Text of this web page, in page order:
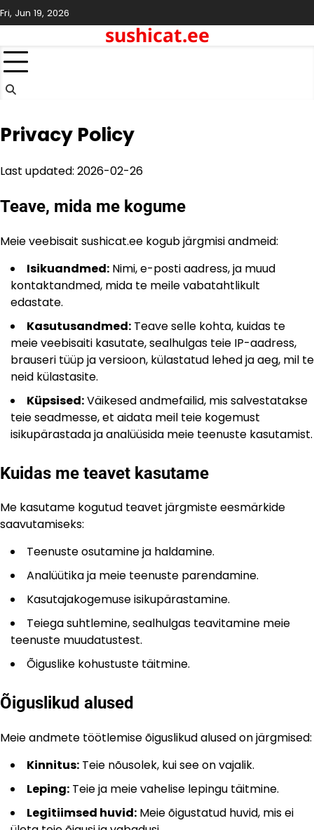
Skip
to
Fri, Jun 19, 2026
sushicat.ee
Privacy Policy
Last updated: 2026-02-26
Teave, mida me kogume
Meie veebisait sushicat.ee kogub järgmisi andmeid:
Isikuandmed: Nimi, e-posti aadress, ja muud
kontaktandmed, mida te meile vabatahtlikult
edastate.
Kasutusandmed: Teave selle kohta, kuidas te
meie veebisaiti kasutate, sealhulgas teie IP-aadress,
brauseri tüüp ja versioon, külastatud lehed ja aeg, mil te
neid külastasite.
Küpsised:Väikesed andmefailid, mis salvestatakse
teie seadmesse, et aidata meil teie kogemust
isikupärastada ja analüüsida meie teenuste kasutamist.
Kuidas me teavet kasutame
Me kasutame kogutud teavet järgmiste eesmärkide
saavutamiseks:
Teenuste osutamine ja haldamine.
Analüütika ja meie teenuste parendamine.
Kasutajakogemuse isikupärastamine.
Teiega suhtlemine, sealhulgas teavitamine meie
teenuste muudatustest.
Õiguslike kohustuste täitmine.
Õiguslikud alused
Meie andmete töötlemise õiguslikud alused on järgmised:
Kinnitus: Teie nõusolek, kui see on vajalik.
Leping: Teie ja meie vahelise lepingu täitmine.
Legitiimsed huvid: Meie õigustatud huvid, mis ei